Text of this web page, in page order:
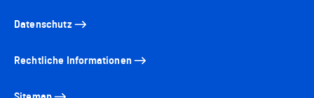
Datenschutz
Rechtliche Informationen